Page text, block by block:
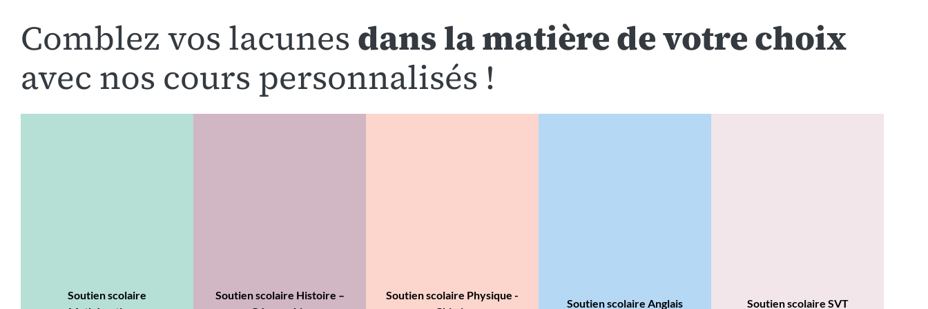
Comblez vos lacunesdans la matière de votre choix
avec nos cours personnalisés !
Soutien scolaire
Soutien scolaire Histoire –
Soutien scolaire Physique -
Soutien scolaire Anglais Soutien scolaire SVT